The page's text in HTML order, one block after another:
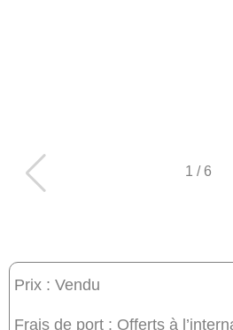
1 / 6
Prix : Vendu
Frais de port : Offerts à